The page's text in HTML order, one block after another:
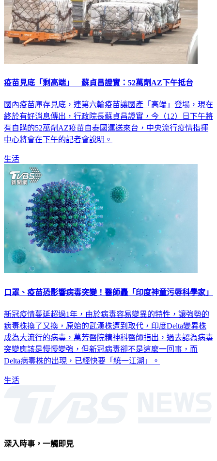
疫苗見底「剩高端」 蘇貞昌證實：52萬劑AZ下午抵台
國內疫苗庫存見底，連第六輪疫苗讓國產「高端」登場，現在
終於有好消息傳出，行政院長蘇貞昌證實，今（12）日下午將
有自購的52萬劑AZ疫苗自泰國運送來台，中央流行疫情指揮
中心將會在下午的記者會說明。
生活
口罩、疫苗恐影響病毒突變！醫師轟「印度神童污辱科學家」
新冠疫情蔓延超過1年，由於病毒容易變異的特性，讓強勢的
病毒株換了又換，原始的武漢株遭到取代，印度Delta變異株
成為大流行的病毒，萬芳醫院精神科醫師指出，過去認為病毒
突變應該是慢慢變強，但新冠病毒卻不是這麼一回事，而
Delta病毒株的出現，已經快要「統一江湖」。
生活
深入時事，一觸即見